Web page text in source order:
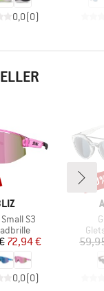
0,0(0)
S3
Preis
reduzierter Preis
72,94 €
0,0(0)